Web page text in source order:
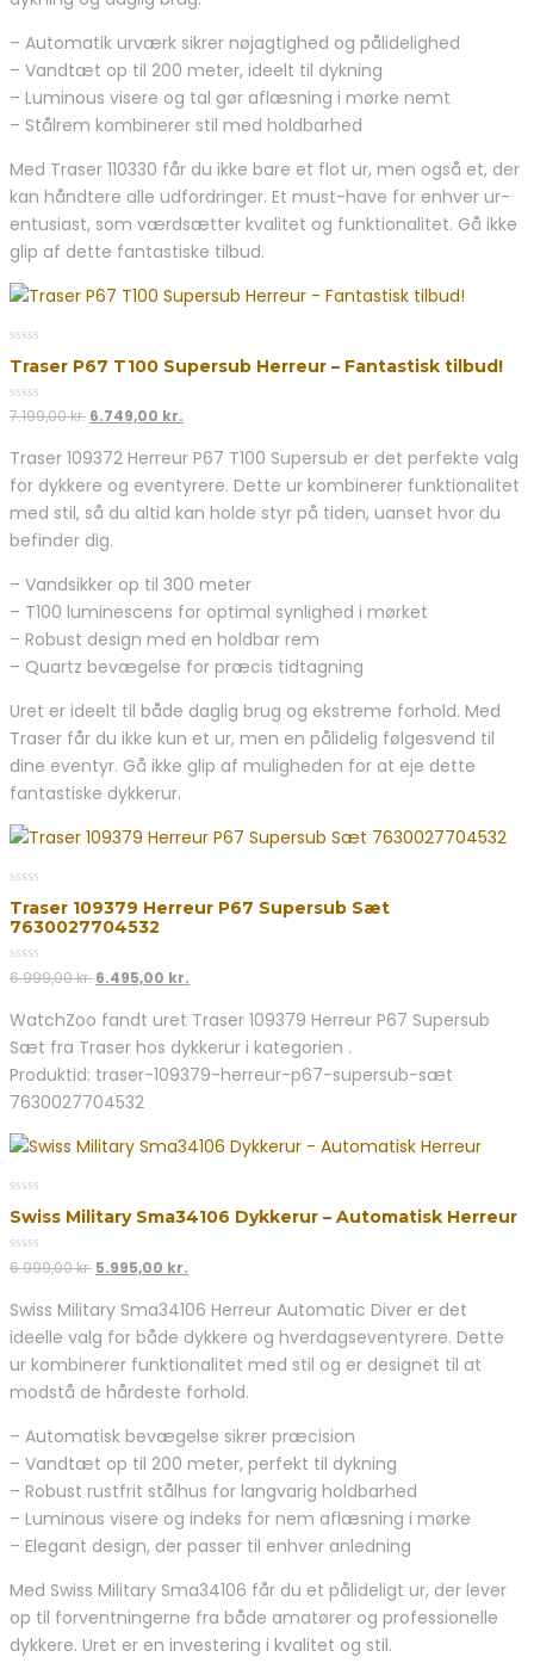
– Automatik urværk sikrer nøjagtighed og pålidelighed
– Vandtæt op til 200 meter, ideelt til dykning
– Luminous visere og tal gør aflæsning i mørke nemt
– Stålrem kombinerer stil med holdbarhed
Med Traser 110330 får du ikke bare et flot ur, men også et, der
kan håndtere alle udfordringer. Et must-have for enhver ur-
entusiast, som værdsætter kvalitet og funktionalitet. Gå ikke
glip af dette fantastiske tilbud.
out
5
Traser P67 T100 Supersub Herreur – Fantastisk tilbud!
0
out
5
7.199,00kr. Den
pris
var:
7.199,00 kr..
6.749,00 kr.
pris
er:
6.749,00 kr..
Traser 109372 Herreur P67 T100 Supersub er det perfekte valg
for dykkere og eventyrere. Dette ur kombinerer funktionalitet
med stil, så du altid kan holde styr på tiden, uanset hvor du
befinder dig.
– Vandsikker op til 300 meter
– T100 luminescens for optimal synlighed i mørket
– Robust design med en holdbar rem
– Quartz bevægelse for præcis tidtagning
Uret er ideelt til både daglig brug og ekstreme forhold. Med
Traser får du ikke kun et ur, men en pålidelig følgesvend til
dine eventyr. Gå ikke glip af muligheden for at eje dette
fantastiske dykkerur.
out
of
Traser 109379 Herreur P67 Supersub Sæt
7630027704532
0
out
5
6.999,00kr. Den
pris
var:
6.999,00 kr..
6.495,00 kr.
pris
er:
6.495,00 kr..
WatchZoo fandt uret Traser 109379 Herreur P67 Supersub
Sæt fra Traser hos dykkerur i kategorien .
Produktid: traser-109379-herreur-p67-supersub-sæt
7630027704532
out
5
Swiss Military Sma34106 Dykkerur – Automatisk Herreur
0
out
5
6.999,00kr. Den
pris
var:
6.999,00 kr..
5.995,00 kr.
pris
er:
5.995,00 kr..
Swiss Military Sma34106 Herreur Automatic Diver er det
ideelle valg for både dykkere og hverdagseventyrere. Dette
ur kombinerer funktionalitet med stil og er designet til at
modstå de hårdeste forhold.
– Automatisk bevægelse sikrer præcision
– Vandtæt op til 200 meter, perfekt til dykning
– Robust rustfrit stålhus for langvarig holdbarhed
– Luminous visere og indeks for nem aflæsning i mørke
– Elegant design, der passer til enhver anledning
Med Swiss Military Sma34106 får du et pålideligt ur, der lever
op til forventningerne fra både amatører og professionelle
dykkere. Uret er en investering i kvalitet og stil.